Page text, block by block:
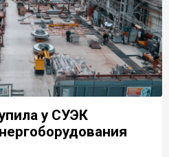
у СУЭК